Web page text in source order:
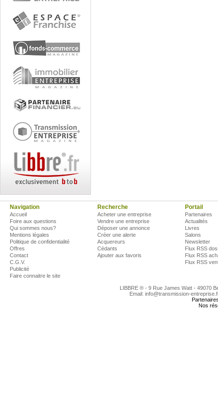
Navigation
Accueil
Foire aux questions
Qui sommes nous?
Mentions légales
Politique de confidentialité
Offres
Contact
C.G.V.
Publicité
Faire connaitre le site
Recherche
Acheter une entreprise
Vendre une entreprise
Déposer une annonce
Créer une alerte
Acquereurs
Cédants
Ajouter aux favoris
Portail
Partenaires
Actualités
Livres
Salons
Newsletter
Flux RSS
Flux RSS
Flux RSS
LIBBRE ® - 9 Rue James Watt - 49070
Email: info@transmission-
Nos